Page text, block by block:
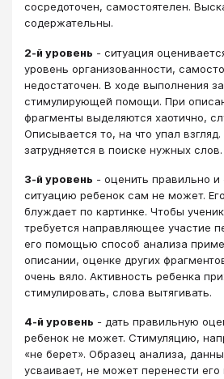
сосредоточен, самостоятелен.
содержательны.
2-й уровень - ситуация
уровень организованности,
недостаточен. В ходе выполнения
стимулирующей помощи. При
фрагменты выделяются хаотично,
Описывается то, на что упал
затрудняется в поиске нужных слов.
3-й уровень - оценить правильно
ситуацию ребенок сам не может.
блуждает по картинке. Чтобы
требуется направляющее участие
его помощью способ анализа
описании, оценке других
очень вяло. Активность ребенка
стимулировать, слова вытягивать.
4-й уровень - дать правильную
ребенок не может. Стимуляцию,
«не берет». Образец анализа,
усваивает, не может перенести